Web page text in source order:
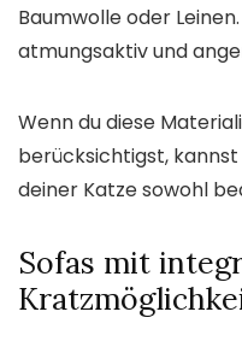
Baumwolle oder
atmungsaktiv und
Wenn du diese
berücksichtigst, kannst
deiner Katze sowohl
Sofas mit